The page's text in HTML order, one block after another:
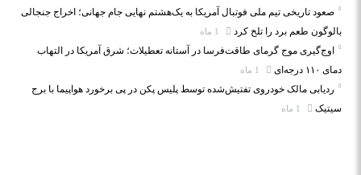
صعود تاریخی تیم ملی فوتبال آمریکا به یک‌هشتم نهایی جام جهانی؛ اخراج جنجالی
بالوگون طعم برد را تلخ کرد
اوج‌گیری موج گرمای طاقت‌فرسا در آستانه تعطیلات؛ شرق آمریکا در التهاب
دمای ۱۱۰ درجه‌ای
ردیابی مالک خودروی تفتیش‌شده توسط پلیس پکن در پی برخورد هواپیما با برج
سیتیک